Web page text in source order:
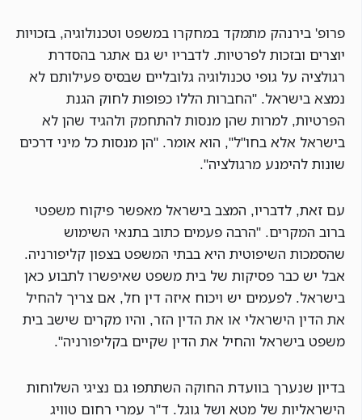
פרופ' בירנהק מתמקד במחקרו במשפט וטכנולוגיה, בזכויות
יוצרים ובזכות לפרטיות. לדבריו יש גם אתגר בהסדרת
רגולציה על גופי טכנולוגיה גלובליים שבסיס פעילותם לא
נמצא בישראל. "החברות הללו כפופות לחוק הגנת
הפרטיות, למרות שהן מנסות להתחמק ולהגיד שהן לא
בישראל אלא בחו"ל", הוא אומר. "הן מנסות כל מיני דרכים
שונות להימנע מרגולציה".
עם זאת, לדבריו, המצב בישראל מאפשר פיקוח משפטי
ברוב המקרים. "הרבה פעמים כתוב בתנאי השימוש
שהסמכות השיפוטית היא בבתי המשפט בצפון קליפורניה.
אבל יש כבר פסיקות של בית משפט שאיפשרו לתבוע כאן
בישראל. לפעמים יש ויכוח איזה דין חל, אם צריך להחיל
את הדין הישראלי או את הדין הזר, והיו מקרים שישב בית
משפט בישראל והחיל את הדין שקיים בקליפורניה".
בדיון שנערך בוועדת החוקה השתתפו גם נציגי השלוחות
הישראליות של מטא ושל גוגל. ד"ר עמרי רחום טוויג